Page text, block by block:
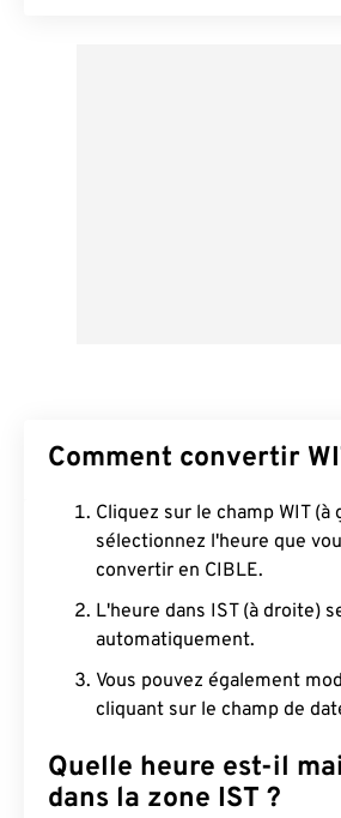
Comment convertir
Cliquez sur le champ WIT (à
sélectionnez l'heure que
convertir en CIBLE.
L'heure dans IST (à droite)
automatiquement.
Vous pouvez également
cliquant sur le champ de
Quelle heure est-il
dans la zone IST ?